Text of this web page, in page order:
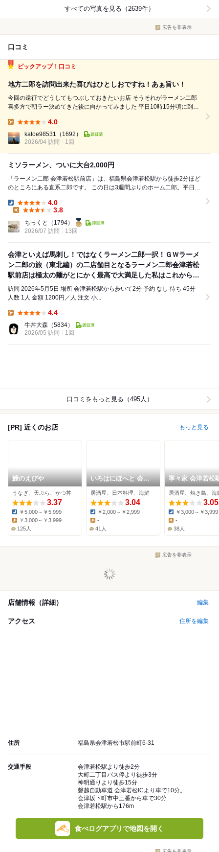
すべての写真を見る（2639件）
広告を非表示
口コミ
ピックアップ！口コミ
地方二郎を訪問出来た喜びはひとしおですね！あぁ旨い！
今回の遠征でどうしてもつぶしておきたいお店 そうそれがラーメン二郎
喜多方で朝ラー決めてきた後に向かってみました 平日10時15分頃に到着
時には12人ほどの並びになっていました。 ＜プチラーメン1000円＞ コー
ルは...
4.0
katoe98531 （1692）
2026/04 訪問
1回
ミソラーメン、ついに大台2,000円
「ラーメン二郎 会津若松駅前店」は、福島県会津若松駅から徒歩2分ほど
のところにある直系二郎です。 この日は3週間ぶりのホーム二郎。平日の
Dinner:
4.0
3.8
ちっくと
（1794）
2026/07 訪問
13回
会津といえば馬刺し！ではなくラーメン二郎一択！ＧＷラーメ
ン二郎の旅（東北編）の二店舗目となるラーメン二郎会津若松
駅前店は極太の麺がとにかく最高で大満足した私はこれから仙
台へと向かいますうまし！
訪問 2026年5月5日 場所 会津若松駅から歩いて2分 予約 なし 待ち 45分
人数 1人 金額 1200円／人 注文 小...
4.4
牛丼大森 （5834）
2026/05 訪問
1回
口コミをもっと見る（495人）
[PR] 近くのお店 もっと見る
鰻のえびや
うなぎ、天ぷら、かつ丼
3.37
Dinner:
￥5,000～￥5,999
￥3,000～￥3,999
125人
いろはにほへと 会津
若松店
居酒屋、日本料理、海鮮
3.04
Dinner:
￥2,000～￥2,999
Lunch:
-
41人
寧々家 会津若松
店
居酒屋、焼き鳥、海
3.05
Dinner:
￥3,000～￥3,999
Lunch:
-
38人
広告を非表示
店舗情報（詳細） 編集
アクセス 住所を編集
住所 福島県会津若松市駅前町6-31
交通手段
会津若松駅より徒歩2分
大町二丁目バス停より徒歩3分
神明通りより徒歩15分
磐越自動車道 会津若松ICより車で10分。
会津坂下町市中三番から車で30分
会津若松駅から176m
食べログアプリで地図を開く